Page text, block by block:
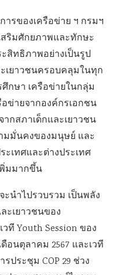
รของเครือข่าย ฯ กรมฯ
สริมศักยภาพและทักษะ
สิทธิภาพอย่างเป็นรูป
เยาวชนครอบคลุมในทุก
กษา เครือข่ายในกลุ่ม
ข่ายจากองค์กรเอกชน
ากสภาเด็กและเยาวชน
มั่นคงของมนุษย์ และ
เทศและต่างประเทศ
พิ่มมากขึ้น
นำไปรวบรวม เป็นพลัง
ะเยาวชนของ
ที Youth Session ของ
อนตุลาคม 2567 และเวที
ประชุม COP 29 ช่วง